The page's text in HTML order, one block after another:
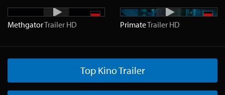
MethgatorTrailer HD PrimateTrailer HD
Top Kino Trailer